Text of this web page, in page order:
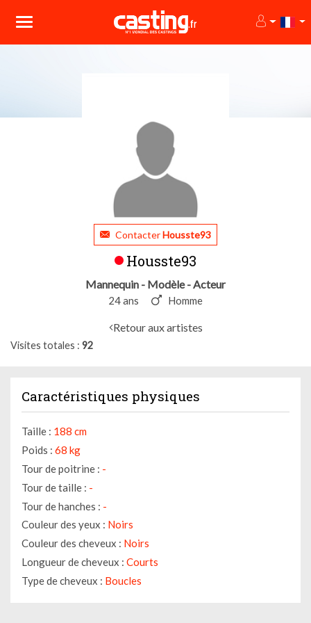
ContacterHousste93
Housste93
Mannequin - Modèle - Acteur
24 ans Homme
Retour aux artistes
Visites totales 92
Caractéristiques physiques
Taille : 188 cm
Poids : 68 kg
Tour de poitrine : -
Tour de taille : -
Tour de hanches : -
Couleur des yeux : Noirs
Couleur des cheveux : Noirs
Longueur de cheveux : Courts
Type de cheveux : Boucles